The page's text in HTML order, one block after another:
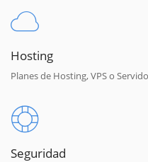
Hosting
Planes de Hosting, VPS o
Seguridad